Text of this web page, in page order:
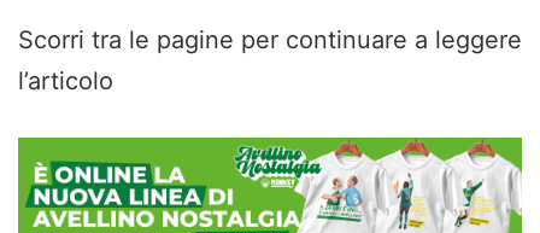
Scorri tra le pagine per continuare a leggere
l’articolo